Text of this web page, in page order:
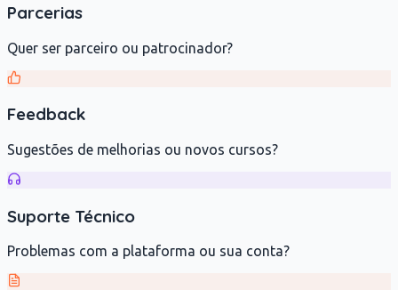
Parcerias
Quer ser parceiro ou patrocinador?
Feedback
Sugestões de melhorias ou novos cursos?
Suporte Técnico
Problemas com a plataforma ou sua conta?